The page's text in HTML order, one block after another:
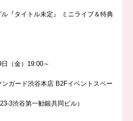
ル『タイトル未定』 ミニライブ＆特典
日（金） 19:00～
ンガード渋谷本店 B2Fイベントスペー
23-3渋谷第一勧銀共同ビル）